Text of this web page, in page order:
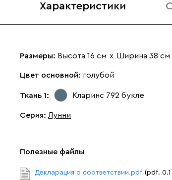
Характеристики
Размеры: Высота 16 см х Ширина 38 см
Цвет основной: голубой
Ткань 1: Кларинс 792 букле
Серия: Лунни
Полезные файлы
Декларация о соответствии.pdf (pdf.